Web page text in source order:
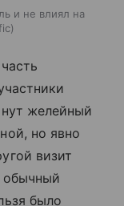
и не влиял на
желейный
но явно
визит
обычный
было